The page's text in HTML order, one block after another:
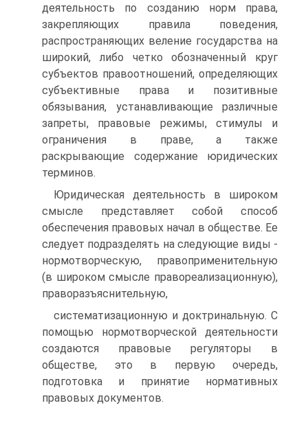
деятельность по созданию норм права,
закрепляющих правила поведения,
распространяющих веление государства на
широкий, либо четко обозначенный круг
субъектов правоотношений, определяющих
субъективные права и позитивные
обязывания, устанавливающие различные
запреты, правовые режимы, стимулы и
ограничения в праве, а также
раскрывающие содержание юридических
терминов.
Юридическая деятельность в широком
смысле представляет собой способ
обеспечения правовых начал в обществе. Ее
следует подразделять на следующие виды -
нормотворческую, правоприменительную
(в широком смысле правореализационную),
праворазъяснительную,
систематизационную и доктринальную. С
помощью нормотворческой деятельности
создаются правовые регуляторы в
обществе, это в первую очередь,
подготовка и принятие нормативных
правовых документов.